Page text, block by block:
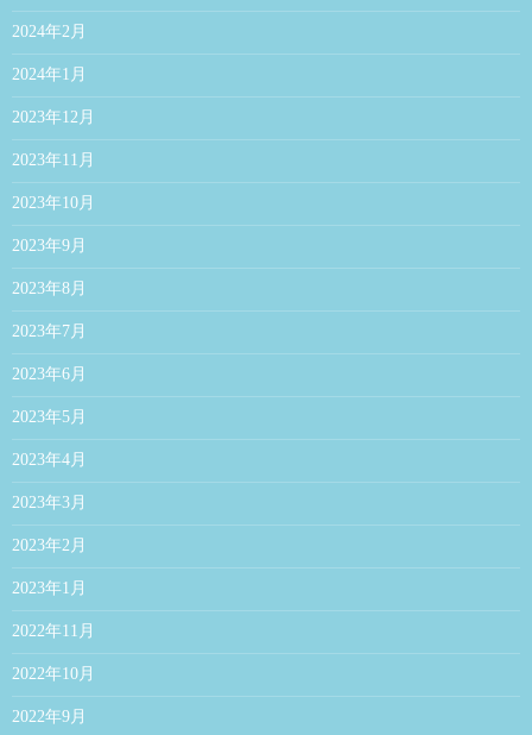
2024年2月
2024年1月
2023年12月
2023年11月
2023年10月
2023年9月
2023年8月
2023年7月
2023年6月
2023年5月
2023年4月
2023年3月
2023年2月
2023年1月
2022年11月
2022年10月
2022年9月